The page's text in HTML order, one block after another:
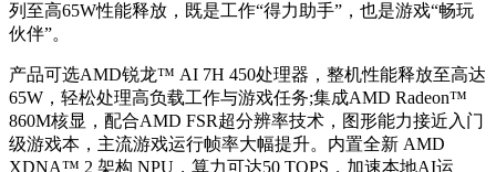
列至高65W性能释放，既是工作“得力助手”，也是游戏“畅玩
伙伴”。
产品可选AMD锐龙™ AI 7H 450处理器，整机性能释放至高达
65W，轻松处理高负载工作与游戏任务;集成AMD Radeon™
860M核显，配合AMD FSR超分辨率技术，图形能力接近入门
级游戏本，主流游戏运行帧率大幅提升。内置全新 AMD
XDNA™ 2 架构 NPU，算力可达50 TOPS，加速本地AI运